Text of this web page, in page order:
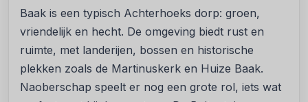
Baak is een typisch Achterhoeks dorp: groen,
vriendelijk en hecht. De omgeving biedt rust en
ruimte, met landerijen, bossen en historische
plekken zoals de Martinuskerk en Huize Baak.
Naoberschap speelt er nog een grote rol, iets wat